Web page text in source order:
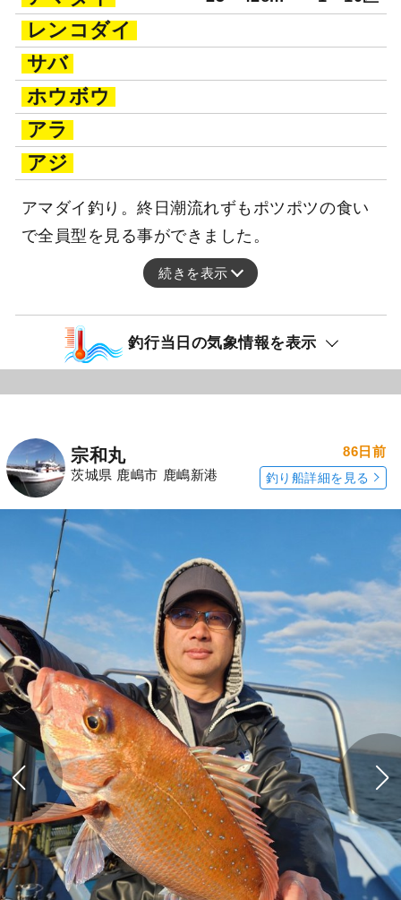
レンコダイ
サバ
ホウボウ
アラ
アジ
アマダイ釣り。終日潮流れずもポツポツの食い
で全員型を見る事ができました。
続きを表示
釣行当日の気象情報を表示
宗和丸
茨城県 鹿嶋市 鹿嶋新港
86日前
釣り船詳細を見る